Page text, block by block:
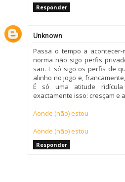
Responder
Unknown
Passa o tempo a
norma não sigo perfis
são. E só sigo os perfis de
alinho no jogo e,
É só uma atitude
exactamente isso: cresçam e
Aonde (não) estou
Aonde (não) estou
Responder